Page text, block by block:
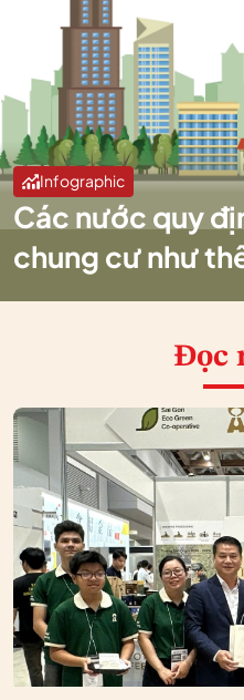
Infographic
Các nước quy
chung cư như
Đọc